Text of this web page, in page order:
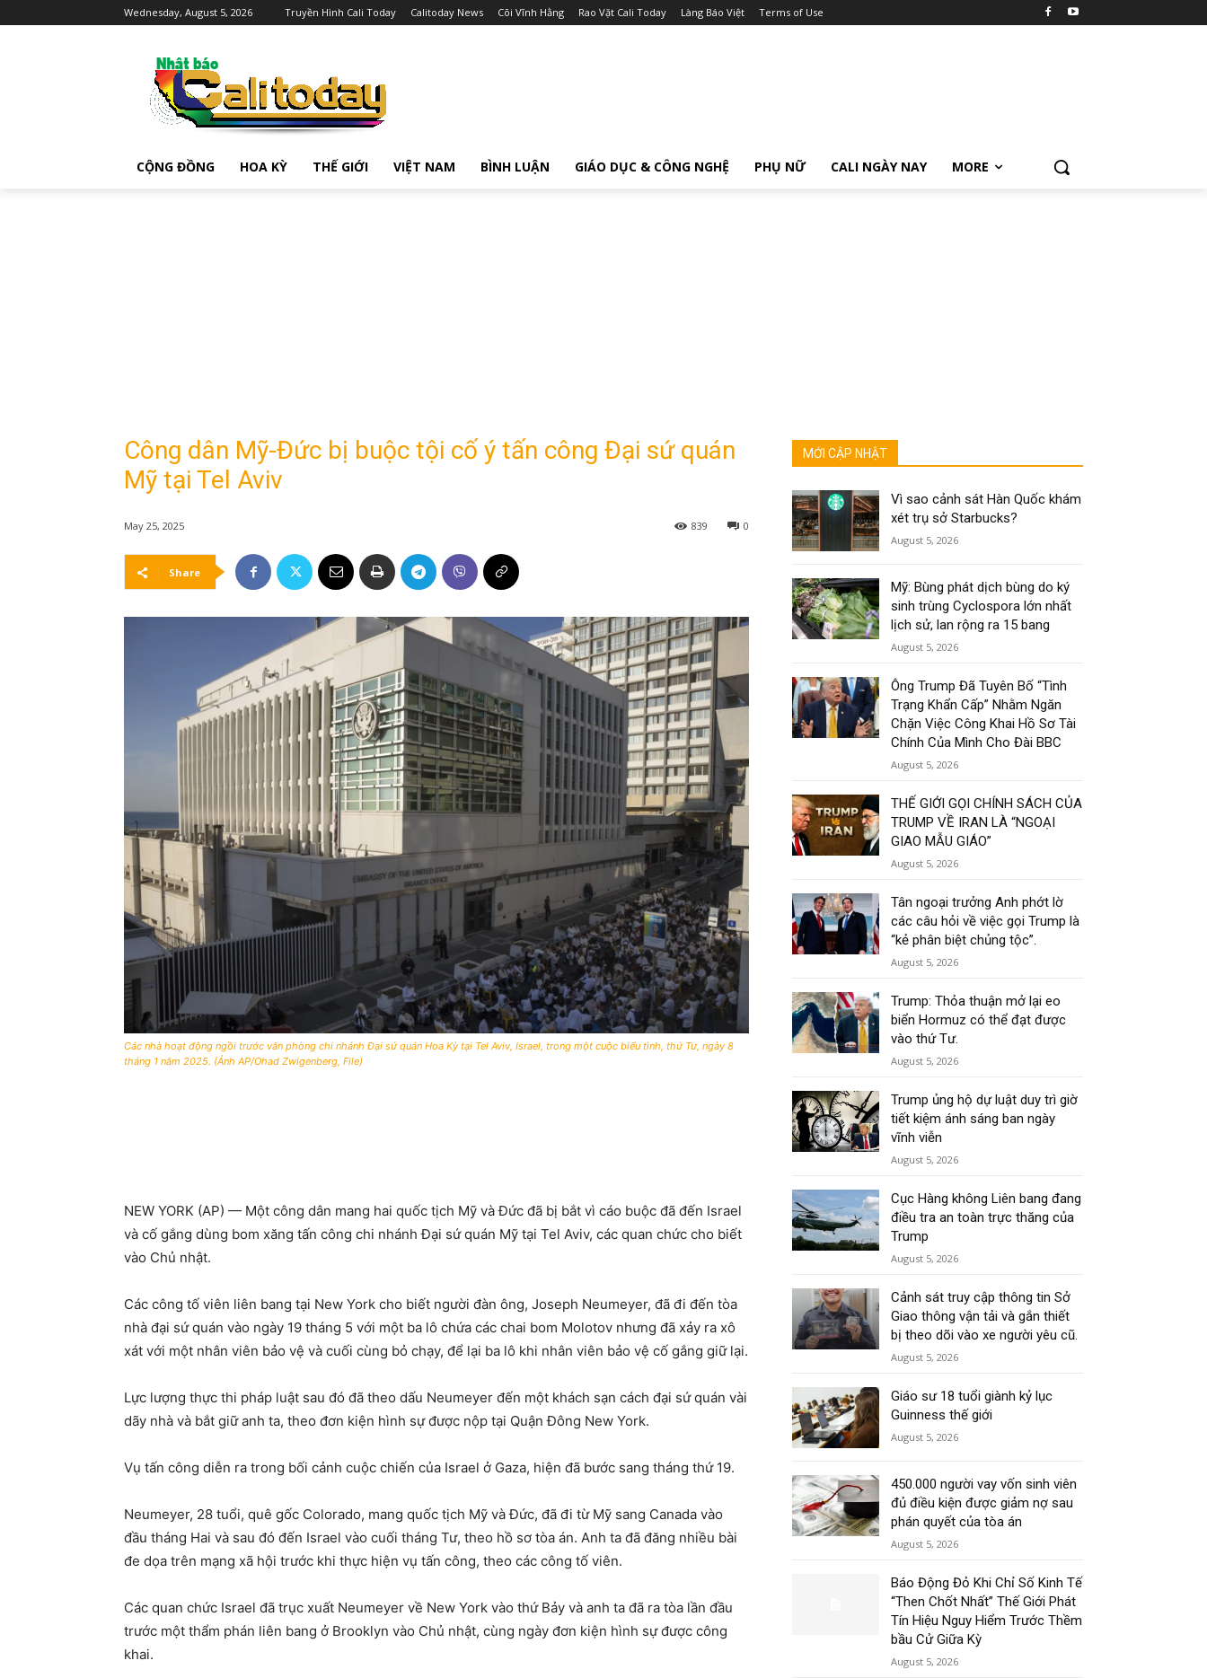
Wednesday, August 5, 2026 Truyền Hình Cali Today Calitoday News Cõi Vĩnh Hằng Rao Vặt Cali Today Làng Báo Việt Terms of Use
CỘNG ĐỒNG HOA KỲ THẾ GIỚI VIỆT NAM BÌNH LUẬN GIÁO DỤC & CÔNG NGHỆ PHỤ NỮ CALI NGÀY NAY MORE
Công dân Mỹ-Đức bị buộc tội cố ý tấn công Đại sứ quán
Mỹ tại Tel Aviv
May 25, 2025 0
839
Share
Các nhà hoạt động ngồi trước văn phòng chi nhánh Đại sứ quán Hoa Kỳ tại Tel Aviv, Israel, trong một cuộc biểu tình, thứ Tư, ngày 8
tháng 1 năm 2025. (Ảnh AP/Ohad Zwigenberg, File)
NEW YORK (AP) — Một công dân mang hai quốc tịch Mỹ và Đức đã bị bắt vì cáo buộc đã đến Israel
và cố gắng dùng bom xăng tấn công chi nhánh Đại sứ quán Mỹ tại Tel Aviv, các quan chức cho biết
vào Chủ nhật.
Các công tố viên liên bang tại New York cho biết người đàn ông, Joseph Neumeyer, đã đi đến tòa
nhà đại sứ quán vào ngày 19 tháng 5 với một ba lô chứa các chai bom Molotov nhưng đã xảy ra xô
xát với một nhân viên bảo vệ và cuối cùng bỏ chạy, để lại ba lô khi nhân viên bảo vệ cố gắng giữ lại.
Lực lượng thực thi pháp luật sau đó đã theo dấu Neumeyer đến một khách sạn cách đại sứ quán vài
dãy nhà và bắt giữ anh ta, theo đơn kiện hình sự được nộp tại Quận Đông New York.
Vụ tấn công diễn ra trong bối cảnh cuộc chiến của Israel ở Gaza, hiện đã bước sang tháng thứ 19.
Neumeyer, 28 tuổi, quê gốc Colorado, mang quốc tịch Mỹ và Đức, đã đi từ Mỹ sang Canada vào
đầu tháng Hai và sau đó đến Israel vào cuối tháng Tư, theo hồ sơ tòa án. Anh ta đã đăng nhiều bài
đe dọa trên mạng xã hội trước khi thực hiện vụ tấn công, theo các công tố viên.
Các quan chức Israel đã trục xuất Neumeyer về New York vào thứ Bảy và anh ta đã ra tòa lần đầu
trước một thẩm phán liên bang ở Brooklyn vào Chủ nhật, cùng ngày đơn kiện hình sự được công
khai.
MỚI CẬP NHẬT
Vì sao cảnh sát Hàn Quốc khám
xét trụ sở Starbucks?
August 5, 2026
Mỹ: Bùng phát dịch bùng do ký
sinh trùng Cyclospora lớn nhất
lịch sử, lan rộng ra 15 bang
August 5, 2026
Ông Trump Đã Tuyên Bố “Tình
Trạng Khẩn Cấp” Nhằm Ngăn
Chặn Việc Công Khai Hồ Sơ Tài
Chính Của Mình Cho Đài BBC
August 5, 2026
THẾ GIỚI GỌI CHÍNH SÁCH CỦA
TRUMP VỀ IRAN LÀ “NGOẠI
GIAO MẪU GIÁO”
August 5, 2026
Tân ngoại trưởng Anh phớt lờ
các câu hỏi về việc gọi Trump là
“kẻ phân biệt chủng tộc”.
August 5, 2026
Trump: Thỏa thuận mở lại eo
biển Hormuz có thể đạt được
vào thứ Tư.
August 5, 2026
Trump ủng hộ dự luật duy trì giờ
tiết kiệm ánh sáng ban ngày
vĩnh viễn
August 5, 2026
Cục Hàng không Liên bang đang
điều tra an toàn trực thăng của
Trump
August 5, 2026
Cảnh sát truy cập thông tin Sở
Giao thông vận tải và gắn thiết
bị theo dõi vào xe người yêu cũ.
August 5, 2026
Giáo sư 18 tuổi giành kỷ lục
Guinness thế giới
August 5, 2026
450.000 người vay vốn sinh viên
đủ điều kiện được giảm nợ sau
phán quyết của tòa án
August 5, 2026
Báo Động Đỏ Khi Chỉ Số Kinh Tế
“Then Chốt Nhất” Thế Giới Phát
Tín Hiệu Nguy Hiểm Trước Thềm
bầu Cử Giữa Kỳ
August 5, 2026